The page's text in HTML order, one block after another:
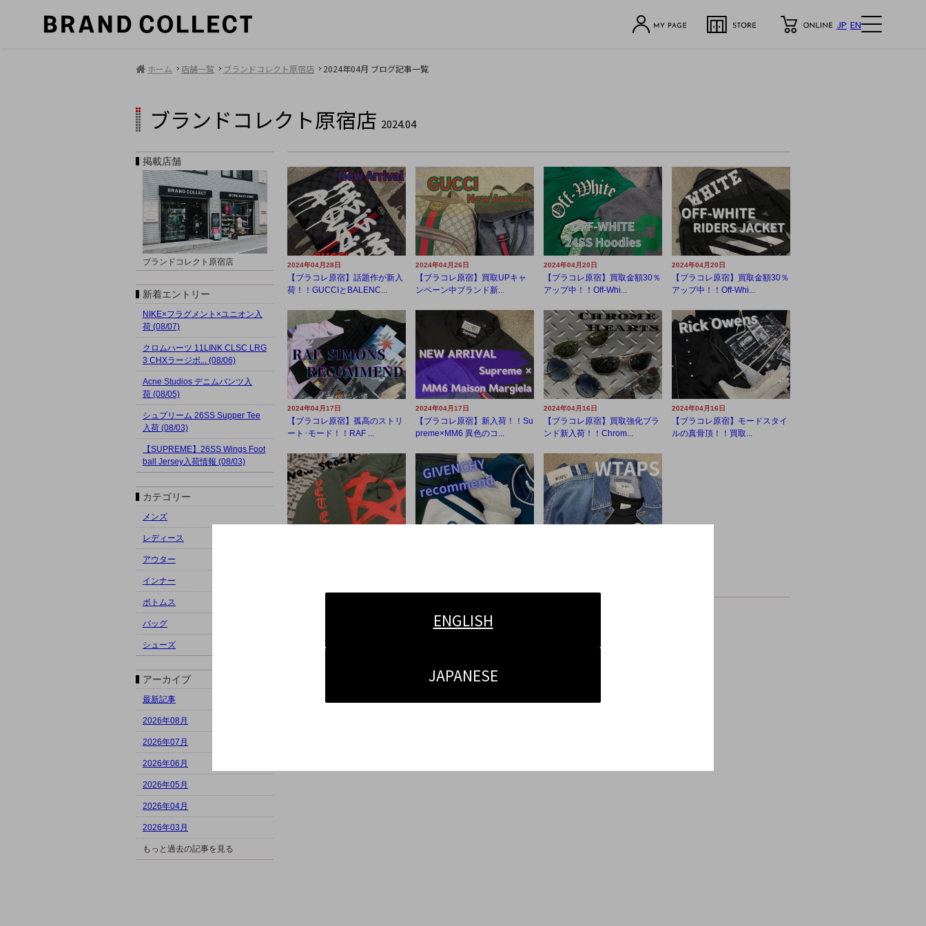
JP EN
ENGLISH
JAPANESE
ホーム 店舗一覧 ブランドコレクト原宿店 2024年04月 ブログ記事一覧
ブランドコレクト原宿店 2024.04
2024年04月28日
【ブラコレ原宿】話題作が新入
荷！！GUCCIとBALENC...
2024年04月26日
【ブラコレ原宿】買取UPキャ
ンペーン中ブランド新...
2024年04月20日
【ブラコレ原宿】買取金額30％
アップ中！！Off-Whi...
2024年04月20日
【ブラコレ原宿】買取金額30％
アップ中！！Off-Whi...
2024年04月17日
【ブラコレ原宿】孤高のストリ
ート･モード！！RAF ...
2024年04月17日
【ブラコレ原宿】新入荷！！Su
preme×MM6 異色のコ...
2024年04月16日
【ブラコレ原宿】買取強化ブラ
ンド新入荷！！Chrom...
2024年04月16日
【ブラコレ原宿】モードスタイ
ルの真骨頂！！買取...
掲載店舗
ブランドコレクト原宿店
新着エントリー
NIKE×フラグメント×ユニオン入
荷 (08/07)
クロムハーツ 11LINK CLSC LRG
3 CHXラージボ... (08/06)
Acne Studios デニムパンツ入
荷 (08/05)
シュプリーム 26SS Supper Tee
入荷 (08/03)
【SUPREME】26SS Wings Foot
ball Jersey入荷情報 (08/03)
カテゴリー
メンズ
レディース
アウター
インナー
ボトムス
バッグ
シューズ
アーカイブ
最新記事
2026年08月
2026年07月
2026年06月
2026年05月
2026年04月
2026年03月
もっと過去の記事を見る